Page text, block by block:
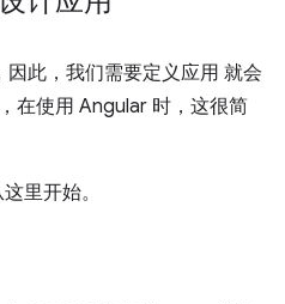
此，我们需要定义应用 就会
在使用 Angular 时，这很简
里开始。